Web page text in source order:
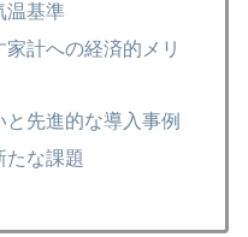
温基準
計への経済的メリ
先進的な導入事例
たな課題